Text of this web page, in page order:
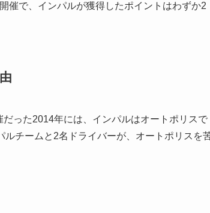
催で、インパルが獲得したポイントはわずか2
った2014年には、インパルはオートポリスで
チームと2名ドライバーが、オートポリスを